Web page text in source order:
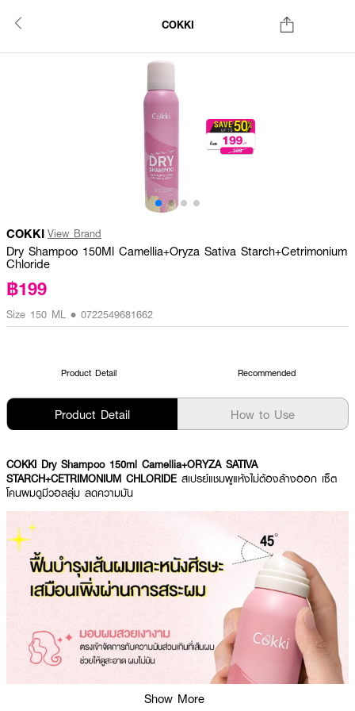
COKKI
COKKI View Brand
Dry Shampoo 150Ml Camellia+Oryza Sativa Starch+Cetrimonium
Chloride
฿199
Size 150 ML • 0722549681662
Product Detail Recommended
Product Detail How to Use
COKKI Dry Shampoo 150ml Camellia+ORYZA SATIVA
STARCH+CETRIMONIUM CHLORIDE สเปรย์แชมพูแห้งไม่ต้องล้างออก เซ็ต
โคนผมดูมีวอลลุ่ม ลดความมัน
Show More